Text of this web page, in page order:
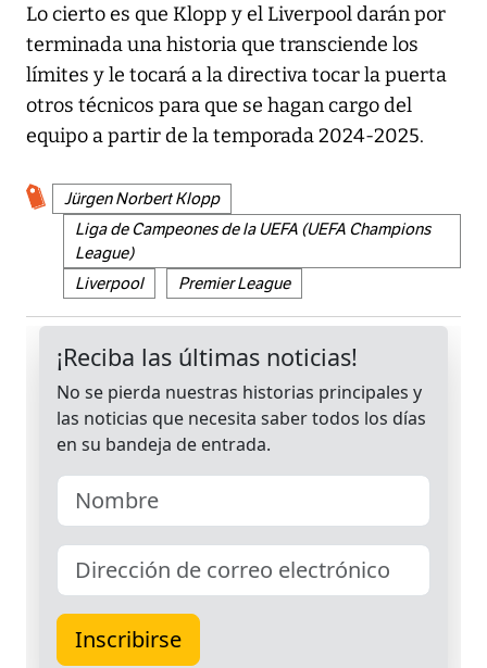
Lo cierto es que Klopp y el Liverpool darán por
terminada una historia que transciende los
límites y le tocará a la directiva tocar la puerta
otros técnicos para que se hagan cargo del
equipo a partir de la temporada 2024-2025.
Jürgen Norbert Klopp
Liga de Campeones de la UEFA (UEFA Champions
League)
Liverpool
Premier League